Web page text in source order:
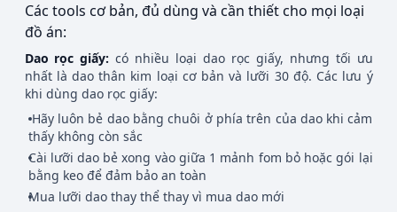
Các tools cơ bản, đủ dùng và cần thiết cho mọi loại
đồ án:
Dao rọc giấy: có nhiều loại dao rọc giấy, nhưng tối ưu
nhất là dao thân kim loại cơ bản và lưỡi 30 độ. Các lưu ý
khi dùng dao rọc giấy:
Hãy luôn bẻ dao bằng chuôi ở phía trên của dao khi cảm
thấy không còn sắc
Cài lưỡi dao bẻ xong vào giữa 1 mảnh fom bỏ hoặc gói lại
bằng keo để đảm bảo an toàn
Mua lưỡi dao thay thể thay vì mua dao mới